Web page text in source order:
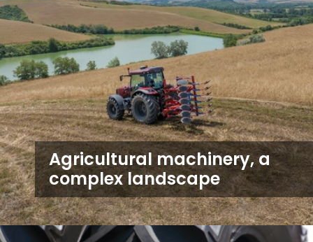
Agricultural machinery, a
complex landscape